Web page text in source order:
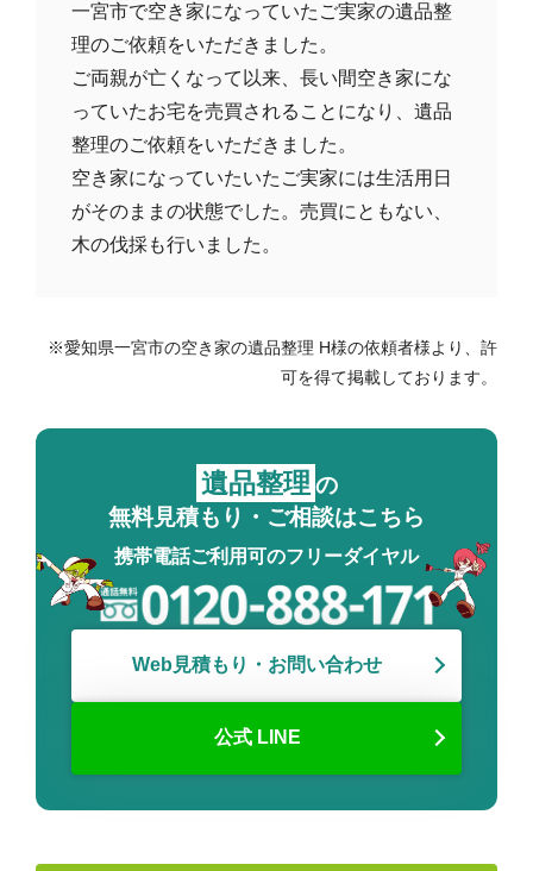
一宮市で空き家になっていたご実家の遺品整
理のご依頼をいただきました。
ご両親が亡くなって以来、長い間空き家にな
っていたお宅を売買されることになり、遺品
整理のご依頼をいただきました。
空き家になっていたいたご実家には生活用日
がそのままの状態でした。売買にともない、
木の伐採も行いました。
※愛知県一宮市の空き家の遺品整理 H様の依頼者様より、許
可を得て掲載しております。
遺品整理 の
無料見積もり・ご相談はこちら
携帯電話ご利用可のフリーダイヤル
Web見積もり・お問い合わせ
公式 LINE